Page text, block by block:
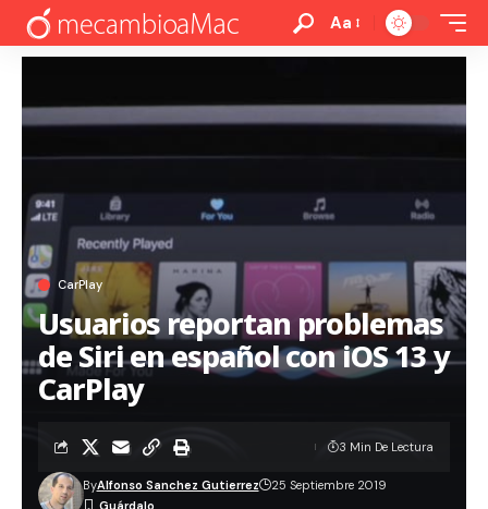
Aa
CarPlay
Usuarios reportan problemas
de Siri en español con iOS 13 y
CarPlay
ByAlfonso Sanchez Gutierrez 25 Septiembre 2019
3 Min De Lectura